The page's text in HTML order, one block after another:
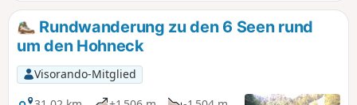
Rundwanderung zu den 6 Seen rund
um den Hohneck
Visorando-Mitglied